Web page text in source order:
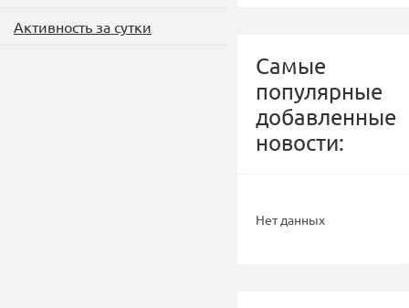
Активность за сутки
Самые
популярные
добавленные
новости:
Нет данных